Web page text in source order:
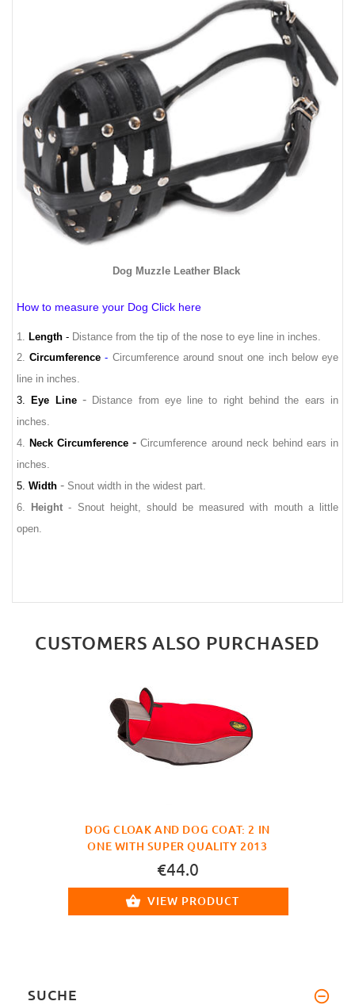
Dog Muzzle Leather Black
How to measure your Dog Click here
1. Length - Distance from the tip of the nose to eye line in inches.
2.Circumference - Circumference around snout one inch below eye
line in inches.
3.
Eye Line- Distance from eye line to right behind the ears in
inches.
4. Neck Circumference- Circumference around neck behind ears in
inches.
5. Width - Snout width in the widest part.
6.
Height - Snout height, should be measured with mouth a little
open.
CUSTOMERS ALSO PURCHASED
DOG CLOAK AND DOG COAT: 2 IN
ONE WITH SUPER QUALITY 2013
€44.0
VIEW PRODUCT
SUCHE